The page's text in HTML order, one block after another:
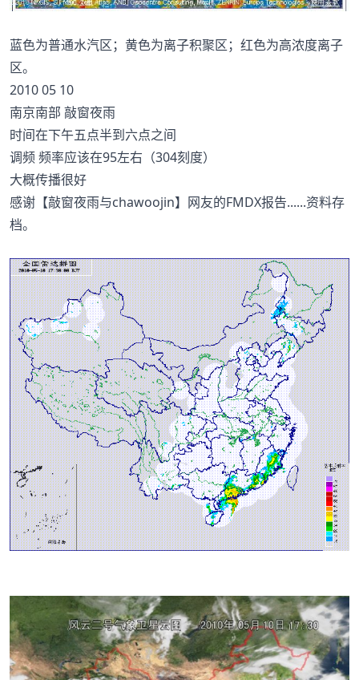
蓝色为普通水汽区；黄色为离子积聚区；红色为高浓度离子
区。
2010 05 10
南京南部 敲窗夜雨
时间在下午五点半到六点之间
调频 频率应该在95左右（304刻度）
大概传播很好
感谢【敲窗夜雨与chawoojin】网友的FMDX报告......资料存
档。